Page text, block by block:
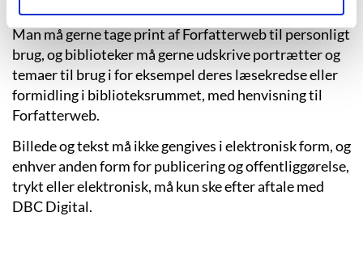
Man må gerne tage print af Forfatterweb til personligt
brug, og biblioteker må gerne udskrive portrætter og
temaer til brug i for eksempel deres læsekredse eller
formidling i biblioteksrummet, med henvisning til
Forfatterweb.
Billede og tekst må ikke gengives i elektronisk form, og
enhver anden form for publicering og offentliggørelse,
trykt eller elektronisk, må kun ske efter aftale med
DBC Digital.